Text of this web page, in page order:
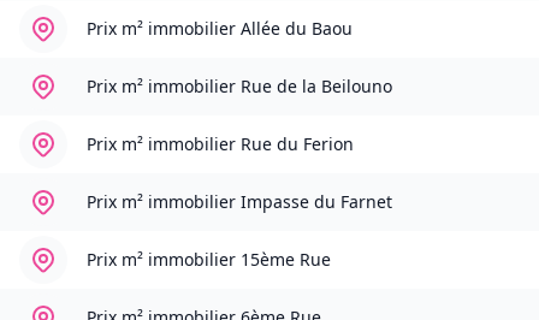
Prix m² immobilier Allée du Baou
Prix m² immobilier Rue de la Beilouno
Prix m² immobilier Rue du Ferion
Prix m² immobilier Impasse du Farnet
Prix m² immobilier 15ème Rue